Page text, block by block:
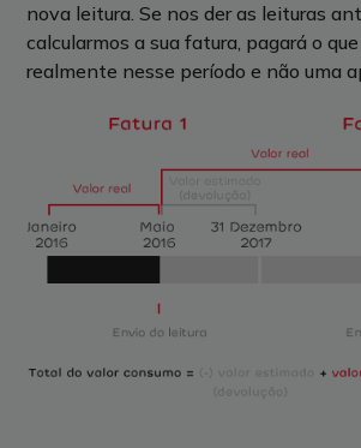
nova leitura. Se nos der as leituras
calcularmos a sua fatura, pagará o
realmente nesse período e não uma